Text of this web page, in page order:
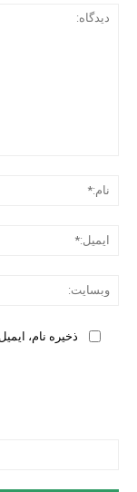
ذخیره نام،